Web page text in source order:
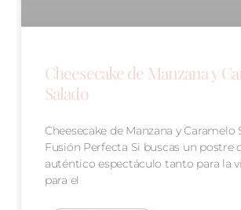
Cheesecake de Manzana y
Salado
Cheesecake de Manzana y Caramelo
Fusión Perfecta Si buscas un postre
auténtico espectáculo tanto para la
para el